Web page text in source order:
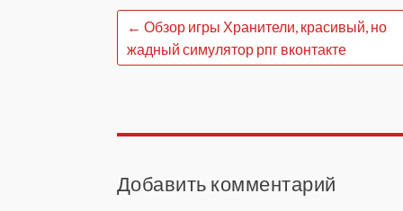
← Обзор игры Хранители, красивый, но
жадный симулятор рпг вконтакте
Добавить комментарий